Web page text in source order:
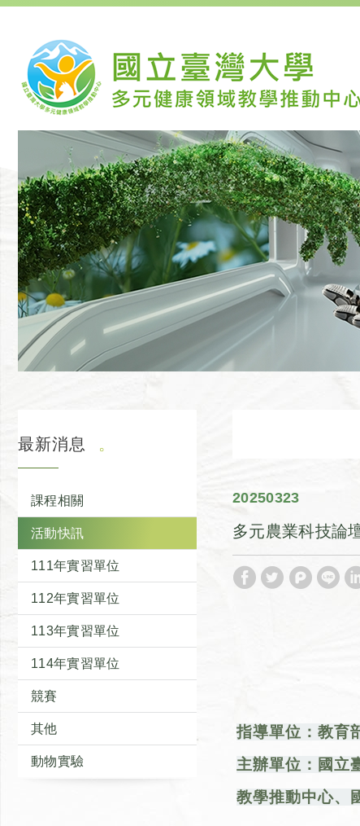
最新消息
課程相關
活動快訊
111年實習單位
112年實習單位
113年實習單位
114年實習單位
競賽
其他
動物實驗
23
03
2025
多元農業科技論
指導單位：教育
主辦單位：國立
教學推動中心、